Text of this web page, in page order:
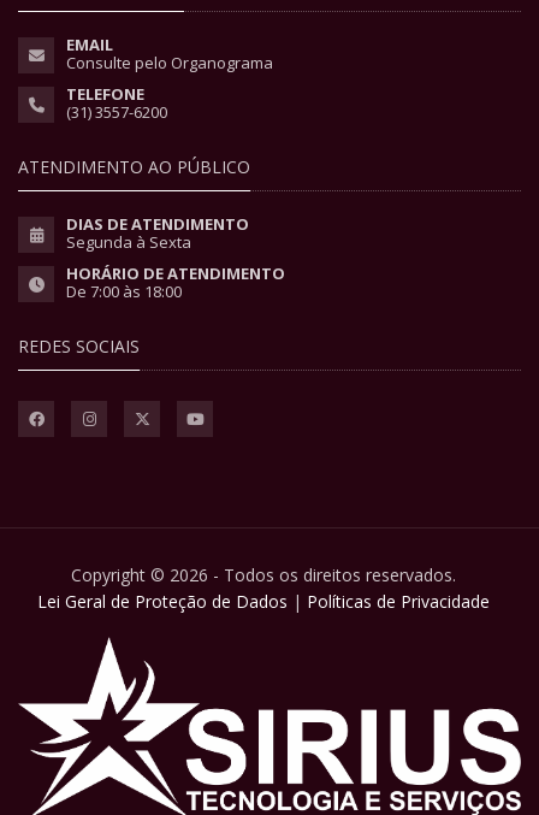
EMAIL
Consulte pelo Organograma
TELEFONE
(31) 3557-6200
ATENDIMENTO AO PÚBLICO
DIAS DE ATENDIMENTO
Segunda à Sexta
HORÁRIO DE ATENDIMENTO
De 7:00 às 18:00
REDES SOCIAIS
Copyright © 2026 - Todos os direitos reservados.
Lei Geral de Proteção de Dados | Políticas de Privacidade